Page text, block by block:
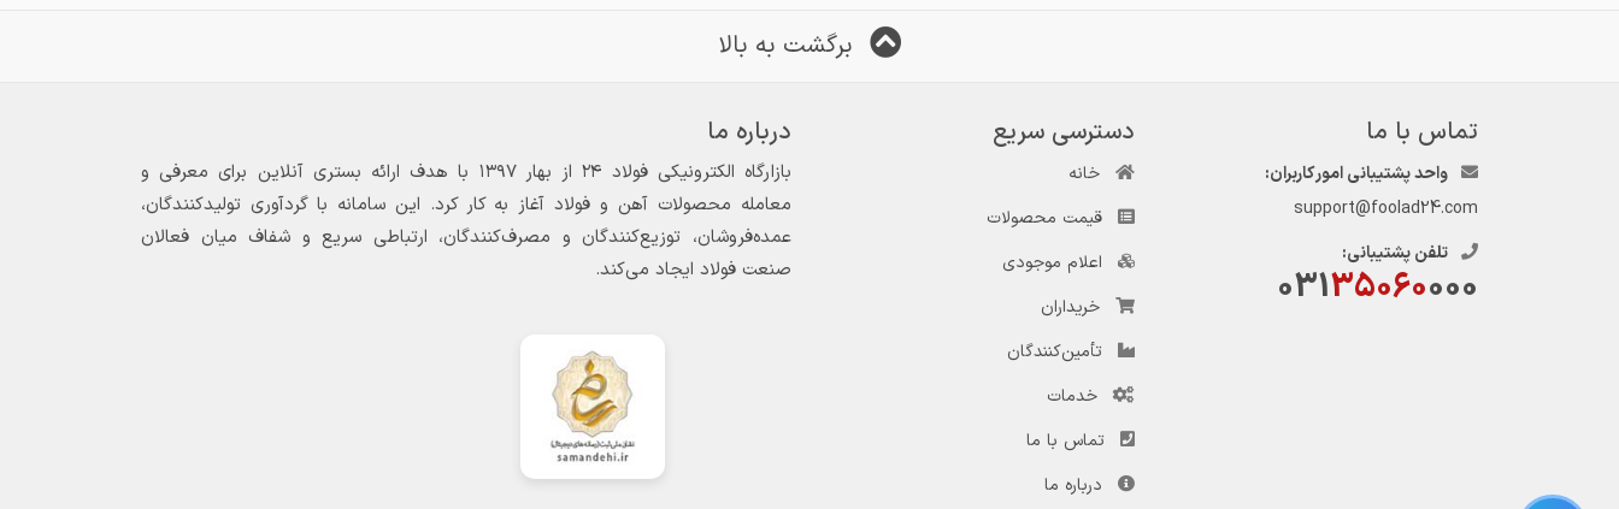
برگشت به بالا
تماس با ما
واحد پشتیبانی امور کاربران:
support@foolad24.com
تلفن پشتیبانی:
03135060000
دسترسی سریع
خانه
قیمت محصولات
اعلام موجودی
خریداران
تأمین‌کنندگان
خدمات
تماس با ما
درباره ما
درباره ما
بازارگاه الکترونیکی فولاد ۲۴ از بهار ۱۳۹۷ با هدف ارائه بستری آنلاین برای معرفی و
معامله محصولات آهن و فولاد آغاز به کار کرد. این سامانه با گردآوری تولیدکنندگان،
عمده‌فروشان، توزیع‌کنندگان و مصرف‌کنندگان، ارتباطی سریع و شفاف میان فعالان
صنعت فولاد ایجاد می‌کند.